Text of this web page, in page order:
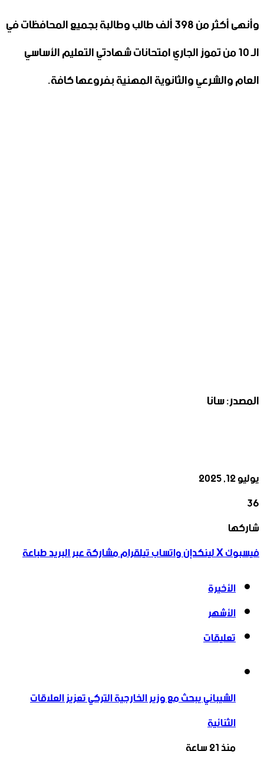
وأنهى أكثر من 398 ألف طالب وطالبة بجميع المحافظات في
الـ 10 من تموز الجاري امتحانات شهادتي التعليم الأساسي
العام والشرعي والثانوية المهنية بفروعها كافة.
المصدر: سانا
يوليو 12, 2025
36
فيسبوك
‫X
لينكدإن
واتساب
تيلقرام
شاركها
فيسبوك‫Xلينكدإنواتسابتيلقراممشاركة عبر البريدطباعة
الأخيرة
الأشهر
تعليقات
الشيباني يبحث مع وزير الخارجية التركي تعزيز العلاقات
الثنائية
منذ 21 ساعة